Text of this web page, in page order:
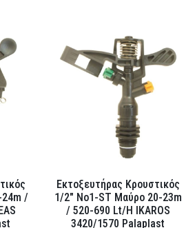
/
Εκτοξευτήρας Κρουστικός
1/2" Νο1-ST Μαύρο 20-23m
/ 520-690 Lt/h IKAROS
3420/1570 Palaplast